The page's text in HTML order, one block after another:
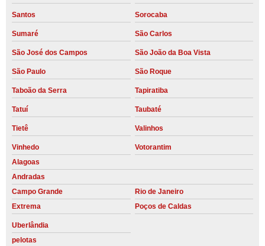
Santos Sorocaba
Sumaré São Carlos
São José dos Campos São João da Boa Vista
São Paulo São Roque
Taboão da Serra Tapiratiba
Tatuí Taubaté
Tietê Valinhos
Vinhedo
Votorantim
Alagoas
Andradas
Campo Grande
Rio de Janeiro
Extrema
Poços de Caldas
Uberlândia
pelotas